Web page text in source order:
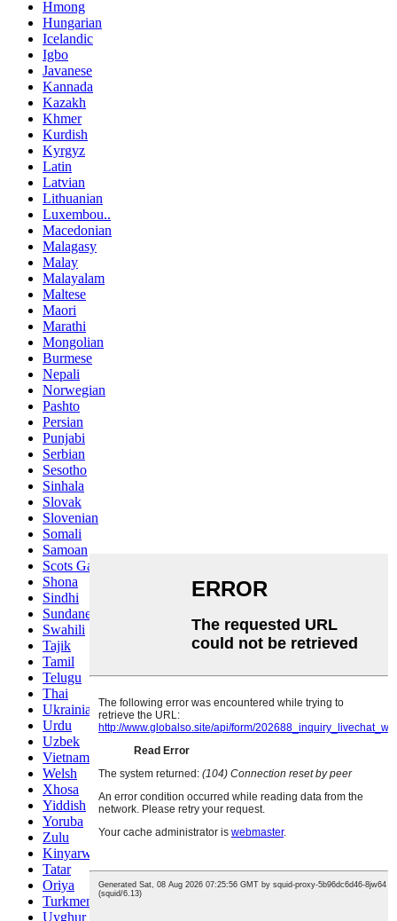
Hmong
Hungarian
Icelandic
Igbo
Javanese
Kannada
Kazakh
Khmer
Kurdish
Kyrgyz
Latin
Latvian
Lithuanian
Luxembou..
Macedonian
Malagasy
Malay
Malayalam
Maltese
Maori
Marathi
Mongolian
Burmese
Nepali
Norwegian
Pashto
Persian
Punjabi
Serbian
Sesotho
Sinhala
Slovak
Slovenian
Somali
Samoan
Scots Gaelic
Shona
Sindhi
Sundanese
Swahili
Tajik
Tamil
Telugu
Thai
Ukrainian
Urdu
Uzbek
Vietnamese
Welsh
Xhosa
Yiddish
Yoruba
Zulu
Kinyarwanda
Tatar
Oriya
Turkmen
Uyghur